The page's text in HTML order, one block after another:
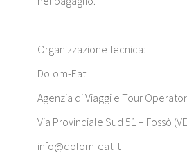
Organizzazione tecnica:
Dolom-Eat
Agenzia di Viaggi e Tour Operator
Via Provinciale Sud 51 – Fossò
info@dolom-eat.it